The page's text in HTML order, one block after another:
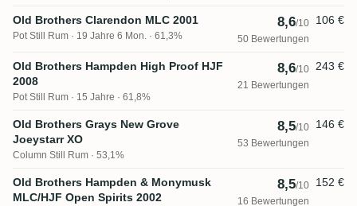
Old Brothers Clarendon MLC 2001
Pot Still Rum 19 Jahre 6 Mon. · 61,3%
8,6/10
50 Bewertungen
106 €
Old Brothers Hampden High Proof HJF
2008
Pot Still Rum 15 Jahre · 61,8%
8,6/10
21 Bewertungen
243 €
Old Brothers Grays New Grove
Joeystarr XO
Column Still Rum 53,1%
8,5/10
53 Bewertungen
146 €
Old Brothers Hampden & Monymusk
MLC/HJF Open Spirits 2002
8,5/10
16 Bewertungen
152 €